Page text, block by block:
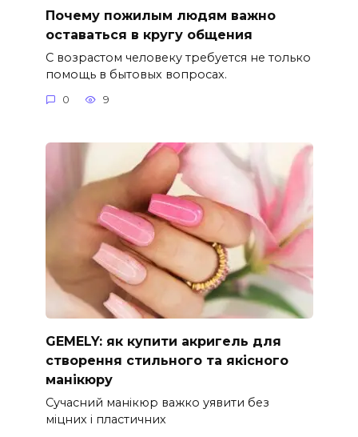
Почему пожилым людям важно
оставаться в кругу общения
С возрастом человеку требуется не только
помощь в бытовых вопросах.
0 9
GEMELY: як купити акригель для
створення стильного та якісного
манікюру
Сучасний манікюр важко уявити без
міцних і пластичних